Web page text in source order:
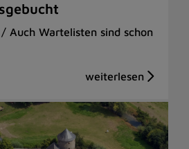
Auch Wartelisten sind schon